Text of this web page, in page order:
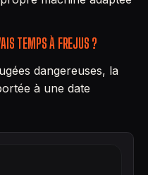
TEMPS À FREJUS ?
dangereuses, la
à une date